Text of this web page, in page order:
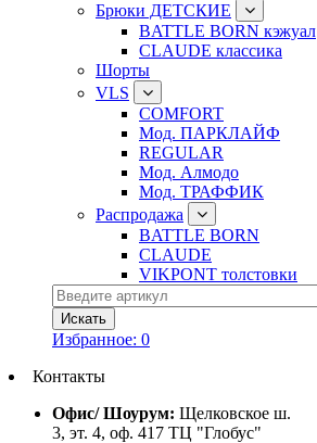
Брюки ДЕТСКИЕ
BATTLE BORN кэжуал
CLAUDE классика
Шорты
VLS
COMFORT
Мод. ПАРКЛАЙФ
REGULAR
Мод. Алмодо
Мод. ТРАФФИК
Распродажа
BATTLE BORN
CLAUDE
VIKPONT толстовки
Избранное: 0
Контакты
Офис/ Шоурум: Щелковское ш.
3, эт. 4, оф. 417 ТЦ "Глобус"